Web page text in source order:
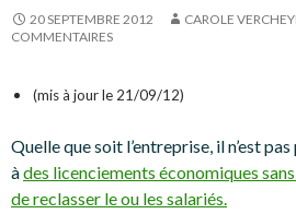
20 SEPTEMBRE 2012 CAROLE
COMMENTAIRES
(mis à jour le 21/09/12)
Quelle que soit l’entreprise, il n’est
àdes licenciements économiques
de reclasser le ou les salariés.